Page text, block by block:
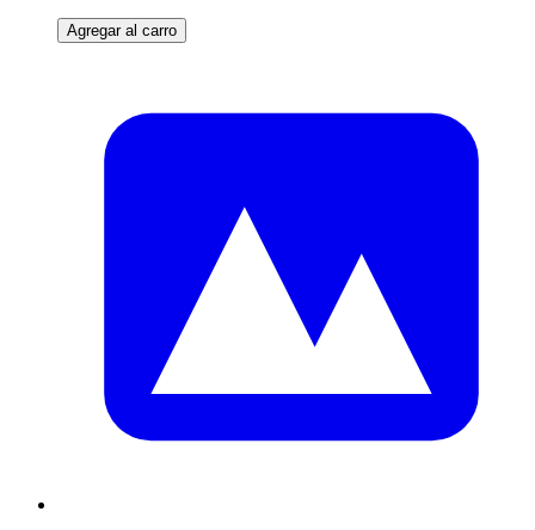
Agregar al carro